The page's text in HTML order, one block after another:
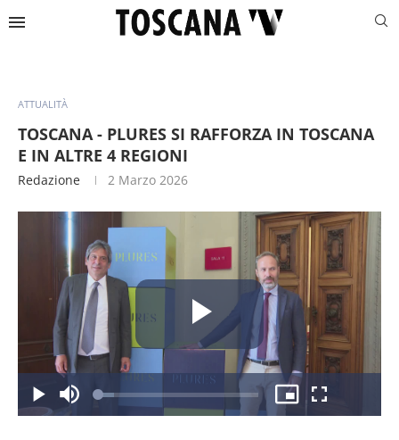
ATTUALITÀ
TOSCANA - PLURES SI RAFFORZA IN TOSCANA
E IN ALTRE 4 REGIONI
Redazione 2 Marzo 2026
il
PlayDisattiva
l’audio
Caricato:
9.98%
Picture-
in-
Schermo
intero